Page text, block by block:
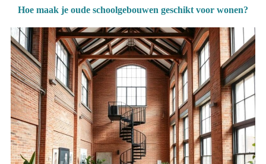
Hoe maak je oude schoolgebouwen geschikt voor wonen?